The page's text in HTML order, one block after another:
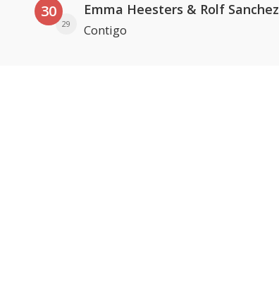
30
29
Emma Heesters & Rolf Sanchez
Contigo